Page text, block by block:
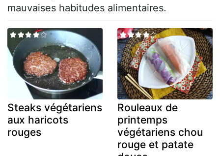
mauvaises habitudes alimentaires.
Steaks végétariens
aux haricots
rouges
Rouleaux de
printemps
végétariens chou
rouge et patate